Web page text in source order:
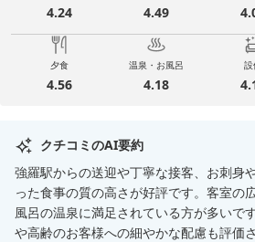
4.24 4.49
夕食
4.56
温泉・お風呂
4.18
クチコミのAI要約
強羅駅からの送迎や丁寧な接客、お刺身
った食事の質の高さが好評です。客室の
風呂の温泉に満足されている方が多いで
や高齢のお客様への細やかな配慮も評価